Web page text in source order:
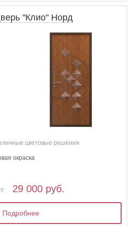
"Клио" Норд
цветовые решения
окраска
29 000 руб.
Подробнее